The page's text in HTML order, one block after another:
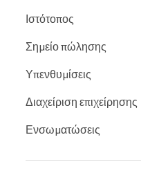
Ιστότοπος
Σημείο πώλησης
Υπενθυμίσεις
Διαχείριση επιχείρησης
Ενσωματώσεις